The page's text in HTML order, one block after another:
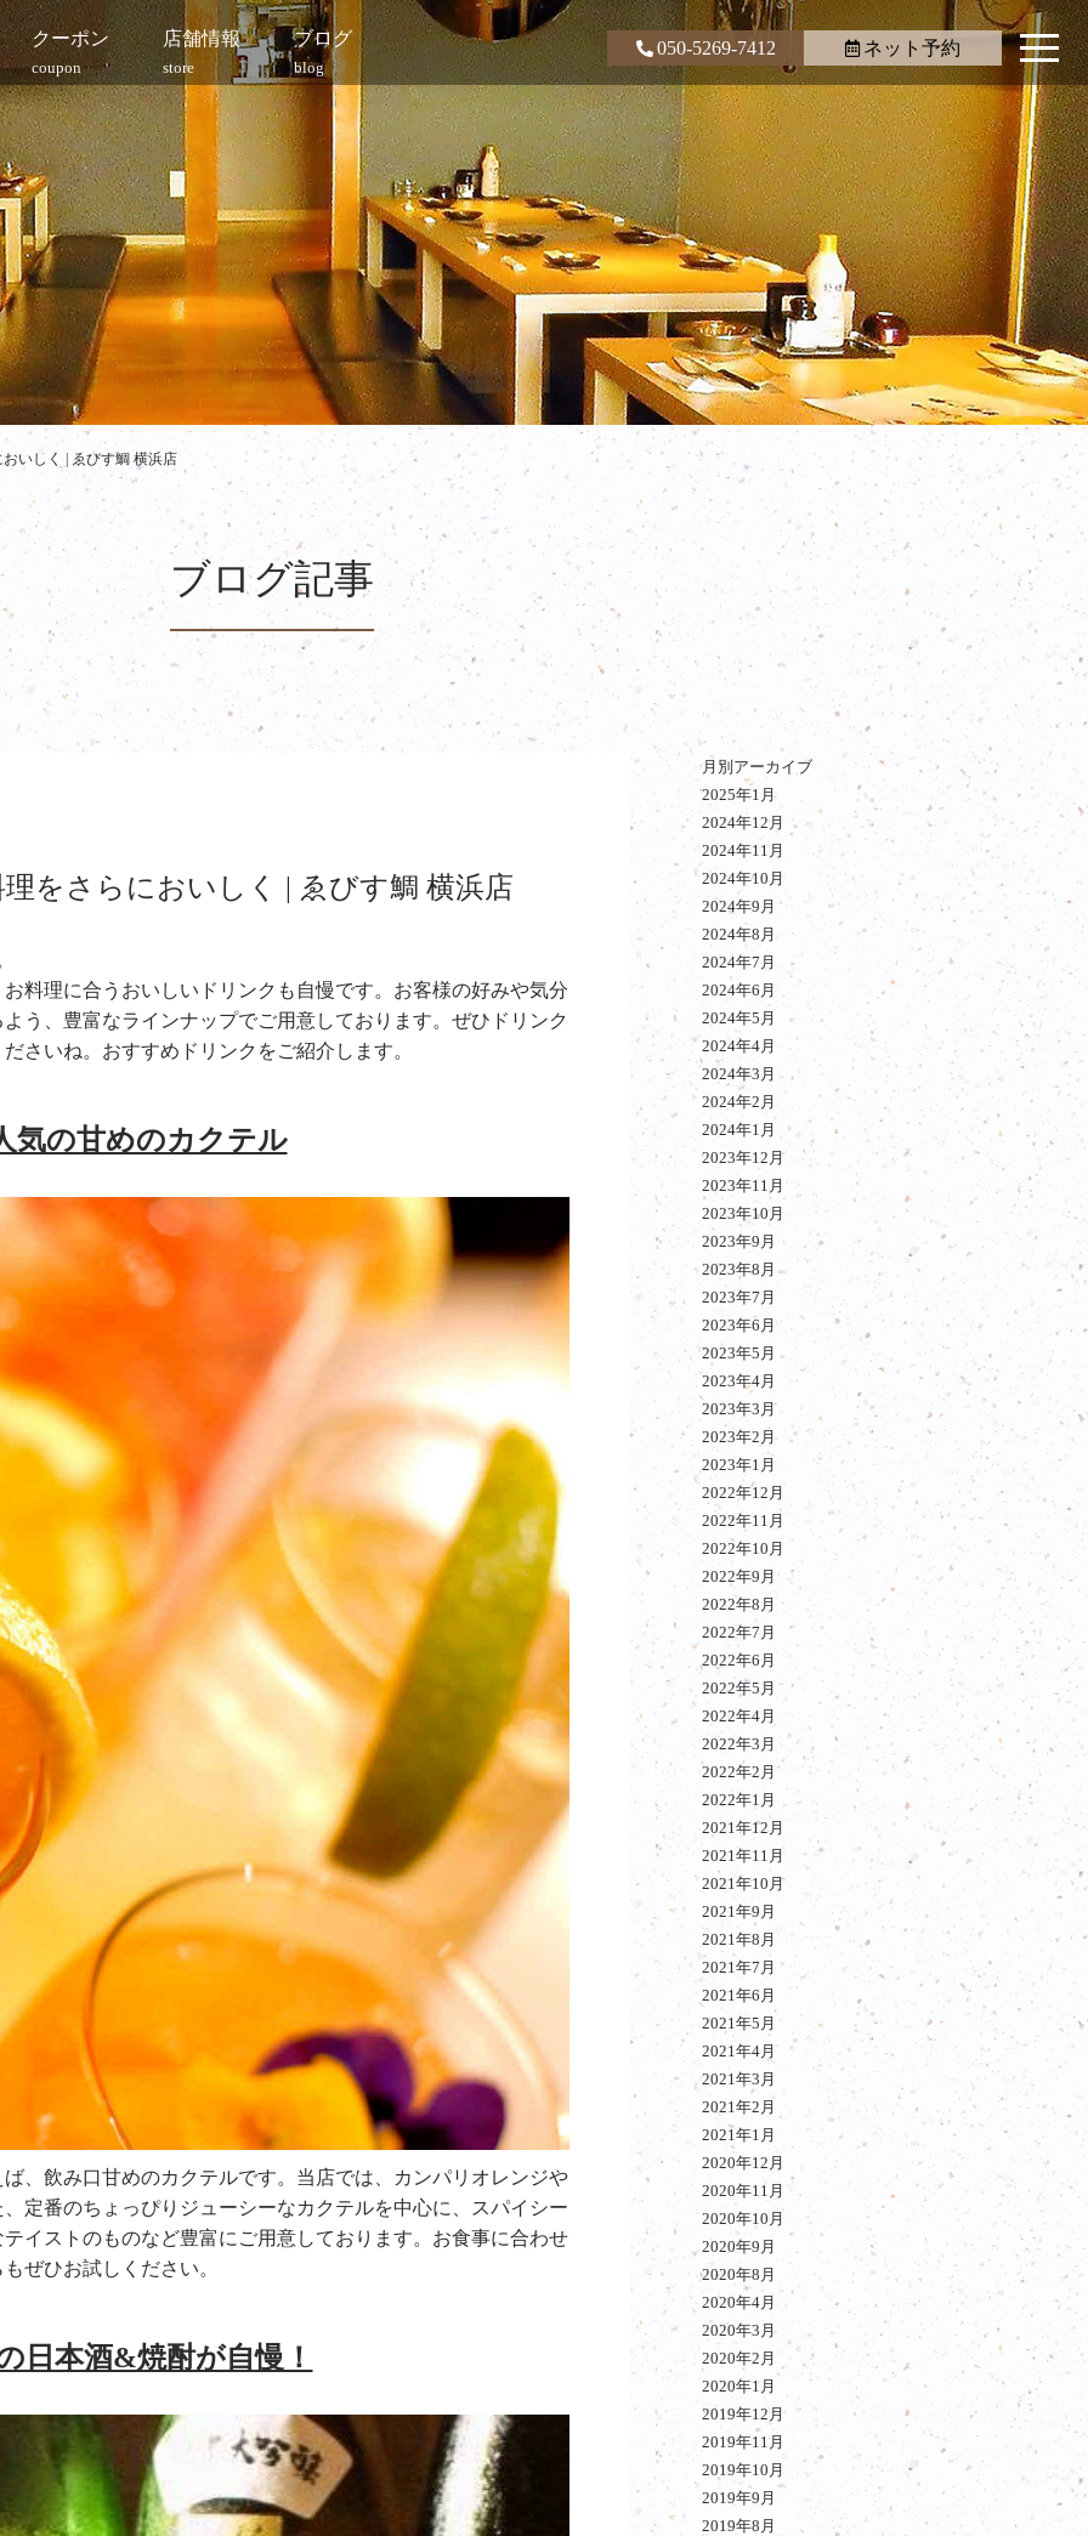
クーポン
coupon
店舗情報
store
ブログ
blog
050-5269-7412 ネット予約
いしく | ゑびす鯛 横浜店
ブログ記事
をさらにおいしく | ゑびす鯛 横浜店
料理に合うおいしいドリンクも自慢です。お客様の好みや気分
う、豊富なラインナップでご用意しております。ぜひドリンク
さいね。おすすめドリンクをご紹介します。
気の甘めのカクテル
、飲み口甘めのカクテルです。当店では、カンパリオレンジや
定番のちょっぴりジューシーなカクテルを中心に、スパイシー
イストのものなど豊富にご用意しております。お食事に合わせ
ぜひお試しください。
日本酒&焼酎が自慢！
月別アーカイブ
2025年1月
2024年12月
2024年11月
2024年10月
2024年9月
2024年8月
2024年7月
2024年6月
2024年5月
2024年4月
2024年3月
2024年2月
2024年1月
2023年12月
2023年11月
2023年10月
2023年9月
2023年8月
2023年7月
2023年6月
2023年5月
2023年4月
2023年3月
2023年2月
2023年1月
2022年12月
2022年11月
2022年10月
2022年9月
2022年8月
2022年7月
2022年6月
2022年5月
2022年4月
2022年3月
2022年2月
2022年1月
2021年12月
2021年11月
2021年10月
2021年9月
2021年8月
2021年7月
2021年6月
2021年5月
2021年4月
2021年3月
2021年2月
2021年1月
2020年12月
2020年11月
2020年10月
2020年9月
2020年8月
2020年4月
2020年3月
2020年2月
2020年1月
2019年12月
2019年11月
2019年10月
2019年9月
2019年8月